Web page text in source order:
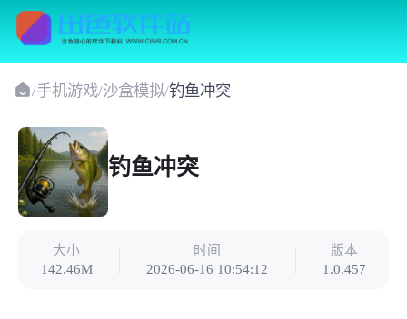
/手机游戏/沙盒模拟/钓鱼冲突
钓鱼冲突
大小
142.46M
时间
2026-06-16 10:54:12
版本
1.0.457